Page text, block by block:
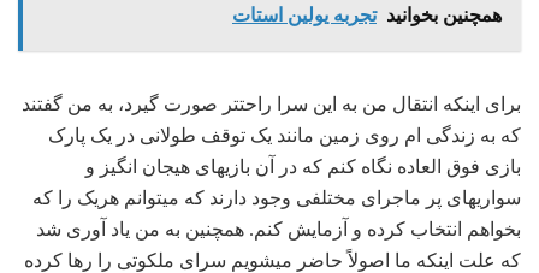
همچنین بخوانید تجربه یولین استات
برای اینکه انتقال من به این سرا راحت‏تر صورت گیرد، به من گفتند
که به زندگی‏ ام روی زمین مانند یک توقف طولانی در یک پارک
بازی فوق‏ العاده نگاه کنم که در آن بازی‏های هیجان انگیز و
سواری‏های پر ماجرای مختلفی وجود دارند که می‏توانم هریک را که
بخواهم انتخاب کرده و آزمایش کنم. همچنین به من یاد آوری شد
که علت اینکه ما اصولاً حاضر می‏شویم سرای ملکوتی را رها کرده